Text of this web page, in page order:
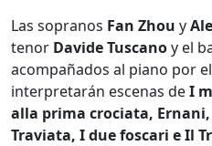
Las sopranos Fan Zhou y
tenor Davide Tuscanoy el
acompañados al piano por
interpretarán escenas deI
alla prima crociata,
Traviata, I due foscari e Il